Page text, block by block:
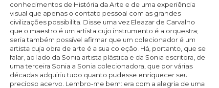
conhecimentos de História da Arte e de uma experiência
visual que apenas o contato pessoal com as grandes
civilizações possibilita. Disse uma vez Eleazar de Carvalho
que o maestro é um artista cujo instrumento é a orquestra;
seria também possível afirmar que um colecionador é um
artista cuja obra de arte é a sua coleção. Há, portanto, que se
falar, ao lado da Sonia artista plástica e da Sonia escritora, de
uma terceira Sonia a Sonia colecionadora, que por várias
décadas adquiriu tudo quanto pudesse enriquecer seu
precioso acervo. Lembro-me bem: era com a alegria de uma